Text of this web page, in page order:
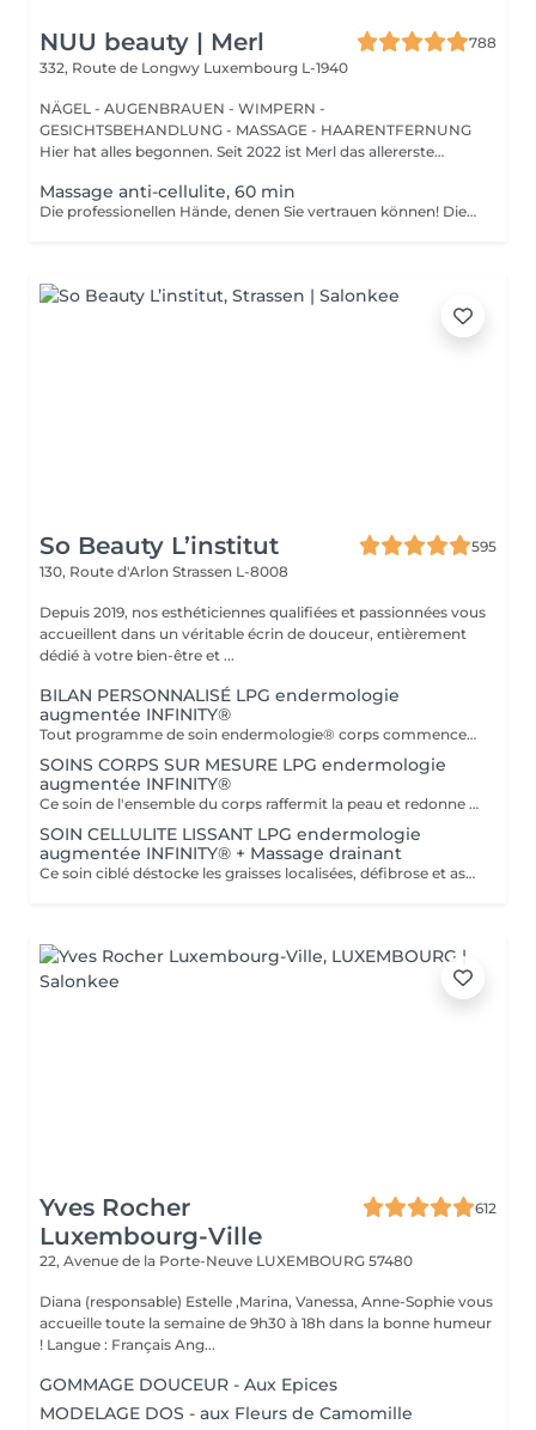
NUU beauty | Merl
788
332, Route de Longwy Luxembourg L-1940
NÄGEL - AUGENBRAUEN - WIMPERN -
GESICHTSBEHANDLUNG - MASSAGE - HAARENTFERNUNG
Hier hat alles begonnen. Seit 2022 ist Merl das allererste
Massage anti-cellulite, 60 min
Die professionellen Hände, denen Sie vertrauen können! Die Massage ist die Praxis des Knetens oder Manipulierens der Muskeln und anderer Weichteile einer Person, um Stress zu reduzieren, Muskelschmerzen zu lindern, die Entspannung zu fördern und die Funktion des Immunsystems zu verbessern. Vorteile einer Anti-Cellulite-Massage: - verbessert die Durchblutung - beseitigt Stauungen in der Haut - aktiviert Stoffwechselprozesse in Zellen und Geweben - Muskeln und Gewebe werden mit Sauerstoff und Mineralien versorgt - die Haut wird glatt und elastisch Wie wird eine Anti-Cellulite-Massage durchgeführt? - der Rücken wird massiert - Arme werden massiert - Beine werden massiert - der Bauch wird massiert Altersbeschränkungen: empfohlen ab 16 Jahren. Empfehlungen nach dem Eingriff: nach dem Eingriff 2-3 Stunden keinen Sport und plötzliche Bewegungen machen. Frequenz: 2-3 Mal pro Woche, insgesamt 10 Mal. Wiederholen Sie den Eingriff alle 3-6 Monate.
So Beauty L’institut
595
130, Route d'Arlon Strassen L-8008
Depuis 2019, nos esthéticiennes qualifiées et passionnées vous
accueillent dans un véritable écrin de douceur, entièrement
dédié à votre bien-être et ...
BILAN PERSONNALISÉ LPG endermologie
augmentée INFINITY®
Tout programme de soin endermologie® corps commence par un bilan ultra-précis, avec l'application professionnelle ENDERMOLINK. Il se déroule en trois étapes clés : 1. Décryptage de votre mode de vie. 2. Analyse de votre peau. 3. Création de votre programme sur-mesure.
SOINS CORPS SUR MESURE LPG endermologie
augmentée INFINITY®
Ce soin de l'ensemble du corps raffermit la peau et redonne du galbe aux courbes pour retrouver une silhouette resculptée et plus ferme tout en procurant un grand moment de bien-être. DESTOCKE les graisses Grâce à la nouvelle tête de traitement brevetée Alliance, endermologie® permet de cibler et d'affiner les zones rebelles à lexercice et à l'hygiène alimentaire (bras, dos, ventre, taille, cuisses..) tout en s'adaptant précisément aux besoins de chaque peau. LISSE la cellulite La cellulite, qui touche 90 % des femmes même les plus minces et les plus sportives, résulte à la fois dun stockage de graisses dans les adipocytes (cellules graisseuses) et dune rétention d'eau tout autour. RAFFERMIT la peau Variations de poids, grossesses, temps qui passe la peau perd progressivement de sa tonicité et de sa souplesse. Même si ce relâchement cutané concerne tout le corps, certaines zones y sont plus sensibles : intérieur des cuisses, ventre, bras, etc
SOIN CELLULITE LISSANT LPG endermologie
augmentée INFINITY® + Massage drainant
Ce soin ciblé déstocke les graisses localisées, défibrose et assouplit les tissus pour traiter efficacement la cellulite adipeuse et fibreuse tout en procurant un grand moment de bien-être. 40 minutes LPG + 10 minutes de massage drainant/amincissant sur l'avant des jambes.
Yves Rocher
Luxembourg-Ville
612
22, Avenue de la Porte-Neuve LUXEMBOURG 57480
Diana (responsable) Estelle ,Marina, Vanessa, Anne-Sophie vous
accueille toute la semaine de 9h30 à 18h dans la bonne humeur
! Langue : Français Ang...
GOMMAGE DOUCEUR - Aux Epices
MODELAGE DOS - aux Fleurs de Camomille